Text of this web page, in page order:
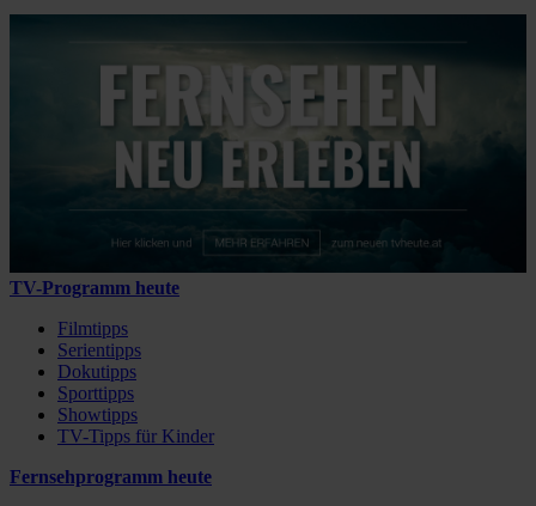
TV-Programm heute
Filmtipps
Serientipps
Dokutipps
Sporttipps
Showtipps
TV-Tipps für Kinder
Fernsehprogramm heute